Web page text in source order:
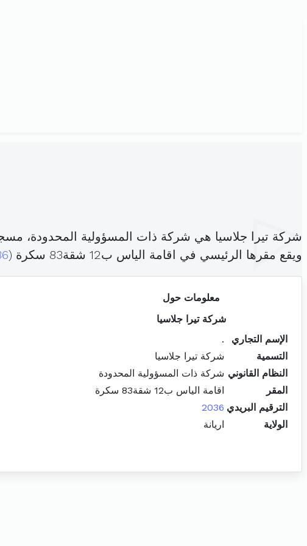
شركة تيرا جلاسيا هي شركة ذات المسؤولية المحدودة،
ويقع مقرها الرئيسي في اقامة الياس ب12 شقة83 سكرة (
معلومات حول
شركة تيرا جلاسيا
الإسم التجاري
.
التسمية
شركة تيرا جلاسيا
النظام القانوني شركة ذات المسؤولية المحدودة
المقر
اقامة الياس ب12 شقة83 سكرة
الترقيم البريدي 2036
الولاية
اريانة